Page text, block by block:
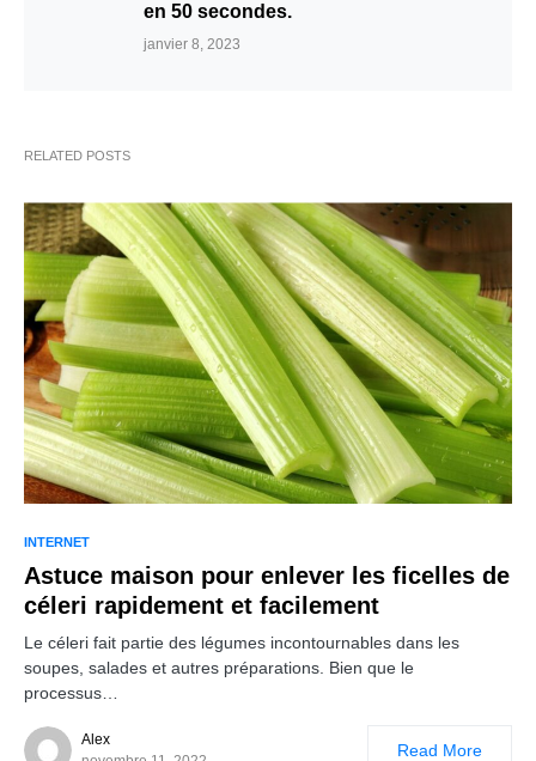
en 50 secondes.
janvier 8, 2023
RELATED POSTS
INTERNET
Astuce maison pour enlever les ficelles de
céleri rapidement et facilement
Le céleri fait partie des légumes incontournables dans les
soupes, salades et autres préparations. Bien que le
processus…
Alex
Read More